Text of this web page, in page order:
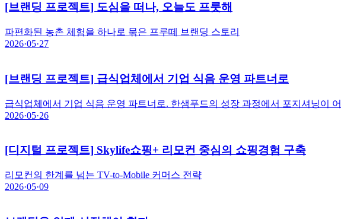
[브랜딩 프로젝트] 도심을 떠나, 오늘도 프룻해
파편화된 농촌 체험을 하나로 묶은 프루떼 브랜딩 스토리
2026·05·27
[브랜딩 프로젝트] 급식업체에서 기업 식음 운영 파트너로
급식업체에서 기업 식음 운영 파트너로. 한샘푸드의 성장 과정에서 포지셔닝이
2026·05·26
[디지털 프로젝트] Skylife쇼핑+ 리모컨 중심의 쇼핑경험 구축
리모컨의 한계를 넘는 TV-to-Mobile 커머스 전략
2026·05·09